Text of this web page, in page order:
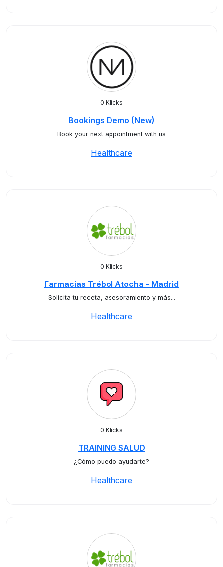
0 Klicks
Bookings Demo (New)
Book your next appointment with us
Healthcare
0 Klicks
Farmacias Trébol Atocha - Madrid
Solicita tu receta, asesoramiento y más...
Healthcare
0 Klicks
TRAINING SALUD
¿Cómo puedo ayudarte?
Healthcare